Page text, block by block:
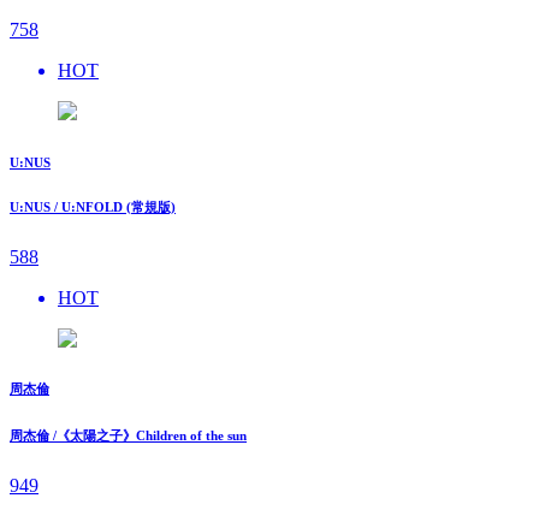
758
HOT
U:NUS
U:NUS / U:NFOLD (常規版)
588
HOT
周杰倫
周杰倫 /《太陽之子》Children of the sun
949